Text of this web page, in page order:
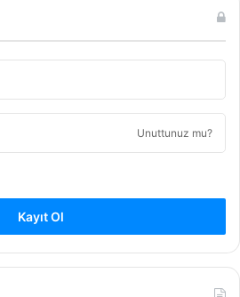
Unuttunuz mu?
Kayıt Ol